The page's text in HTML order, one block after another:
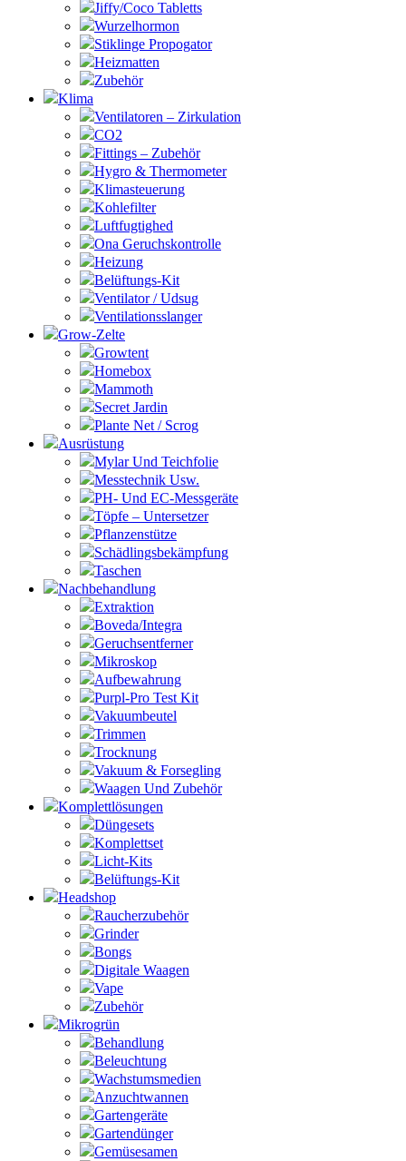
Jiffy/Coco Tabletts
Wurzelhormon
Stiklinge Propogator
Heizmatten
Zubehör
Klima
Ventilatoren – Zirkulation
CO2
Fittings – Zubehör
Hygro & Thermometer
Klimasteuerung
Kohlefilter
Luftfugtighed
Ona Geruchskontrolle
Heizung
Belüftungs-Kit
Ventilator / Udsug
Ventilationsslanger
Grow-Zelte
Growtent
Homebox
Mammoth
Secret Jardin
Plante Net / Scrog
Ausrüstung
Mylar Und Teichfolie
Messtechnik Usw.
PH- Und EC-Messgeräte
Töpfe – Untersetzer
Pflanzenstütze
Schädlingsbekämpfung
Taschen
Nachbehandlung
Extraktion
Boveda/Integra
Geruchsentferner
Mikroskop
Aufbewahrung
Purpl-Pro Test Kit
Vakuumbeutel
Trimmen
Trocknung
Vakuum & Forsegling
Waagen Und Zubehör
Komplettlösungen
Düngesets
Komplettset
Licht-Kits
Belüftungs-Kit
Headshop
Raucherzubehör
Grinder
Bongs
Digitale Waagen
Vape
Zubehör
Mikrogrün
Behandlung
Beleuchtung
Wachstumsmedien
Anzuchtwannen
Gartengeräte
Gartendünger
Gemüsesamen